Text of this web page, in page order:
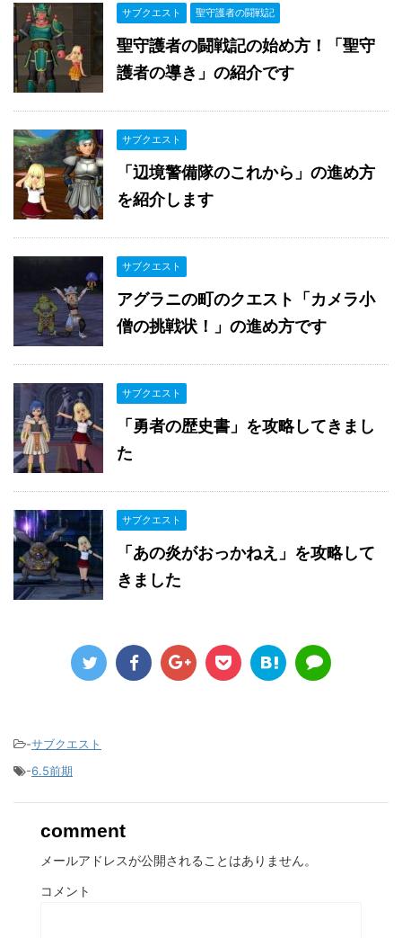
サブクエスト 聖守護者の闘戦記
聖守護者の闘戦記の始め方！「聖守
護者の導き」の紹介です
サブクエスト
「辺境警備隊のこれから」の進め方
を紹介します
サブクエスト
アグラニの町のクエスト「カメラ小
僧の挑戦状！」の進め方です
サブクエスト
「勇者の歴史書」を攻略してきまし
た
サブクエスト
「あの炎がおっかねえ」を攻略して
きました
-サブクエスト
-6.5前期
comment
メールアドレスが公開されることはありません。
コメント